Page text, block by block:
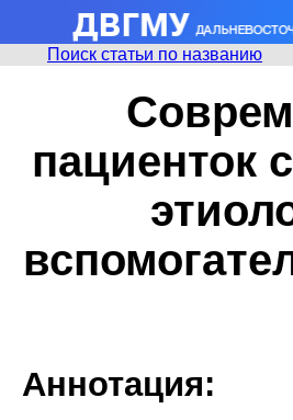
Поиск статьи по названию
пациенток
Аннотация: